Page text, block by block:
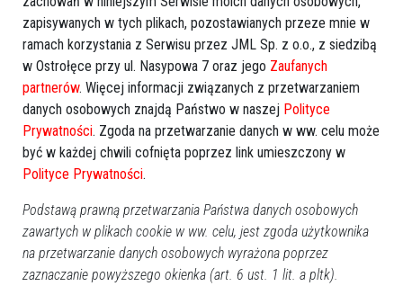
Balujemy
Region
Polska
Budujemy
Kościół i społeczeństwo
TV Ostrołęka
Kalendarz imprez
sierpień 2026
Pn
Wt Śr Cz Pt So
Nd
27
28 29 30 31 1
2
zapisywanych w tych plikach, pozostawianych przeze mnie w
ramach korzystania z Serwisu przez JML Sp. z o.o., z siedzibą
w Ostrołęce przy ul. Nasypowa 7 oraz jego Zaufanych
partnerów. Więcej informacji związanych z przetwarzaniem
danych osobowych znajdą Państwo w naszej Polityce
Prywatności. Zgoda na przetwarzanie danych w ww. celu może
być w każdej chwili cofnięta poprzez link umieszczony w
Polityce Prywatności.
Podstawą prawną przetwarzania Państwa danych osobowych
zawartych w plikach cookie w ww. celu, jest zgoda użytkownika
na przetwarzanie danych osobowych wyrażona poprzez
zaznaczanie powyższego okienka (art. 6 ust. 1 lit. a pltk).